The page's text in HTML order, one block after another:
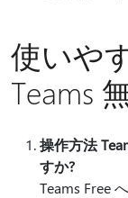
使いや
Teams
操作方法
すか?
Teams Free